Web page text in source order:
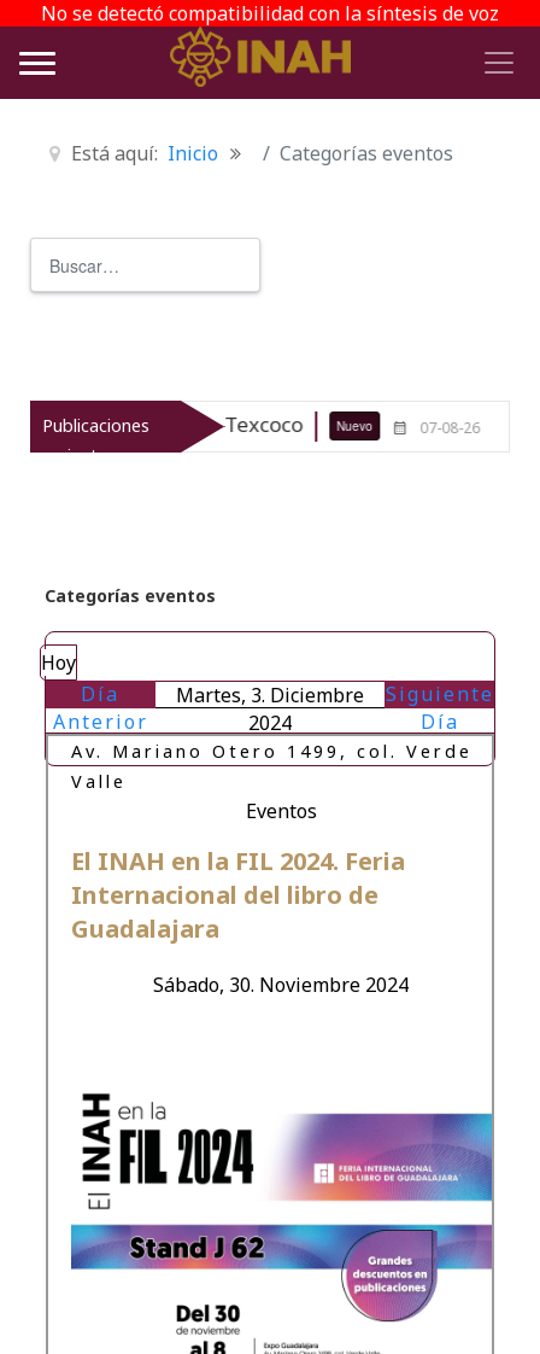
No se detectó compatibilidad con la síntesis de voz
Está aquí: Inicio Categorías eventos
Publicaciones
recientes
de Texcoco Nuevo 07-08-26 El viaje
Categorías eventos
Hoy
Día
Anterior
Martes, 3. Diciembre
2024
Siguiente
Día
Sábado, 30. Noviembre 2024
El INAH en la FIL 2024. Feria
Internacional del libro de
Guadalajara
Eventos
Av. Mariano Otero 1499, col. Verde
Valle